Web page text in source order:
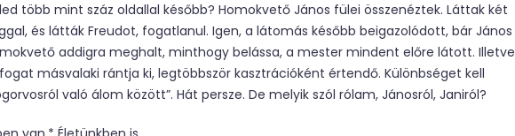
több mint száz oldallal később? Homokvető János fülei összenéztek. Láttak két
és látták Freudot, fogatlanul. Igen, a látomás később beigazolódott, bár János
addigra meghalt, minthogy belássa, a mester mindent előre látott. Illetve
másvalaki rántja ki, legtöbbször kasztrációként értendő. Különbséget kell
való álom között”. Hát persze. De melyik szól rólam, Jánosról, Janiról?